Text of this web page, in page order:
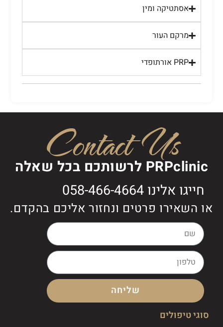
אסתטיקה ומין
מרקם העור
PRP אורתופדי
Contact Us
PRPclinic לרשותכם בכל שאלה
חייגו אלינו 058-466-4664
או השאירו פרטים ונחזור אליכם בהקדם.
שליחה
סוגי טיפולים